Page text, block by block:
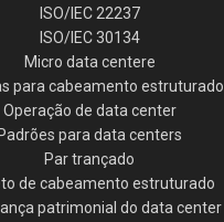
ISO/IEC 22237
ISO/IEC 30134
Micro data centere
para cabeamento estruturado
Operação de data center
Padrões para data centers
Par trançado
de cabeamento estruturado
patrimonial do data center